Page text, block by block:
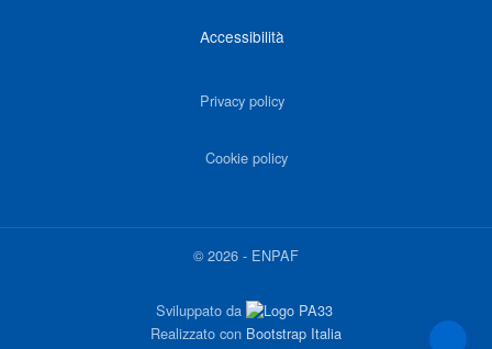
Accessibilità
Privacy policy
Cookie policy
©2026 - ENPAF
Sviluppato da
Realizzato con Bootstrap Italia